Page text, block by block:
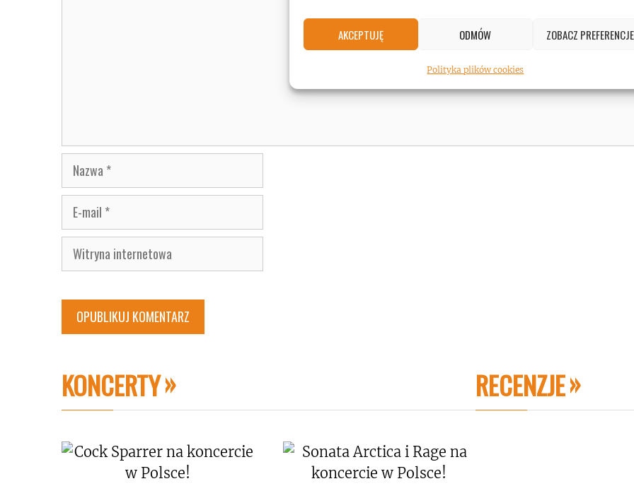
AKCEPTUJĘ ODMÓW ZOBACZ PREFERENCJE
Polityka plików cookies
Nazwa
E-
mail
Witryna
internetowa
KONCERTY RECENZJE